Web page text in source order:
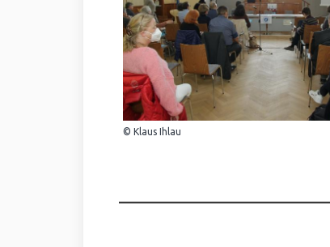
© Klaus Ihlau